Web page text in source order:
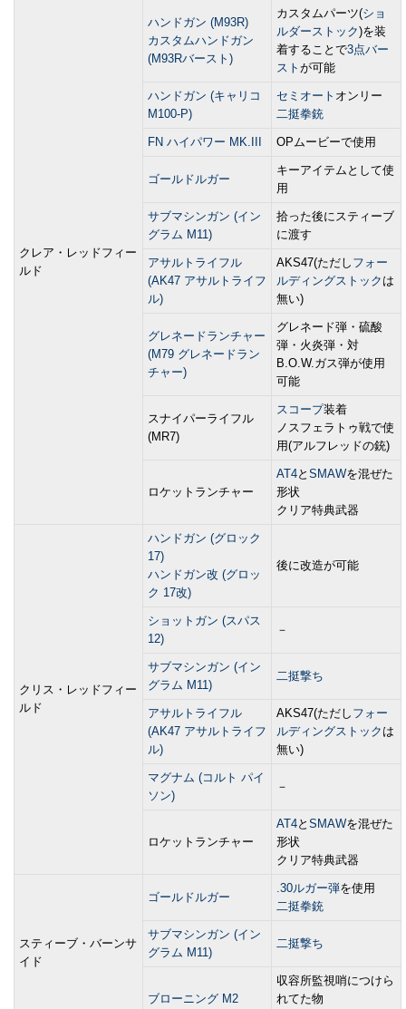
クレア・レッドフィー
ルド
ハンドガン (M93R)
カスタムハンドガン
(M93Rバースト)
カスタムパーツ(ショ
ルダーストック)を装
着することで3点バー
スト が可能
ハンドガン (キャリコ
M100-P)
セミオート オンリー
二挺拳銃
FN ハイパワー MK.III OPムービーで使用
ゴールドルガー
キーアイテムとして使
用
サブマシンガン (イン
グラム M11)
拾った後にスティーブ
に渡す
アサルトライフル
(AK47 アサルトライフ
ル)
AKS47(ただし フォー
ルディングストック は
無い)
グレネードランチャー
(M79 グレネードラン
チャー)
グレネード弾・硫酸
弾・火炎弾・対
B.O.W.ガス弾が使用
可能
スナイパーライフル
(MR7)
スコープ装着
ノスフェラトゥ戦で使
用(アルフレッドの銃)
ロケットランチャー
AT4と SMAWを混ぜた
形状
クリア特典武器
クリス・レッドフィー
ルド
ハンドガン (グロック
17)
ハンドガン改 (グロッ
ク 17改)
後に改造が可能
ショットガン (スパス
12)
－
サブマシンガン (イン
グラム M11)
二挺撃ち
アサルトライフル
(AK47 アサルトライフ
ル)
AKS47(ただし フォー
ルディングストック は
無い)
マグナム (コルト パイ
ソン)
－
ロケットランチャー
AT4と SMAWを混ぜた
形状
クリア特典武器
スティーブ・バーンサ
イド
ゴールドルガー
.30ルガー弾を使用
二挺拳銃
サブマシンガン (イン
グラム M11)
二挺撃ち
ブローニング M2
収容所監視哨につけら
れてた物